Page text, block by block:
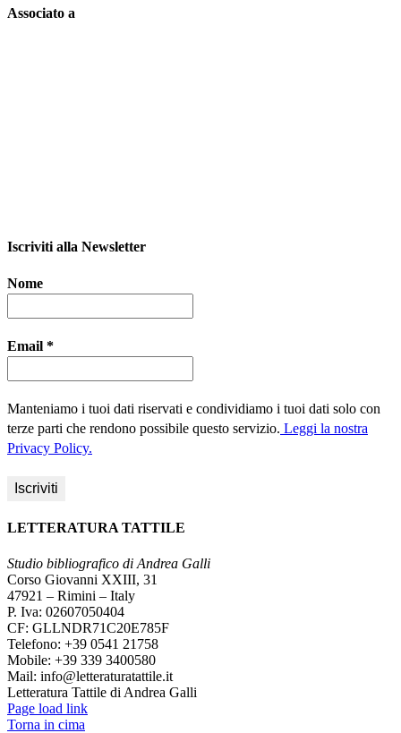
Associato a
Iscriviti alla Newsletter
Nome
Email *
Manteniamo i tuoi dati riservati e condividiamo i tuoi dati solo con
terze parti che rendono possibile questo servizio. Leggi la nostra
Privacy Policy.
LETTERATURA TATTILE
Studio bibliografico di Andrea Galli
Corso Giovanni XXIII, 31
47921 – Rimini – Italy
P. Iva: 02607050404
CF: GLLNDR71C20E785F
Telefono: +39 0541 21758
Mobile: +39 339 3400580
Mail: info@letteraturatattile.it
Letteratura Tattile di Andrea Galli
Page load link
Torna in cima